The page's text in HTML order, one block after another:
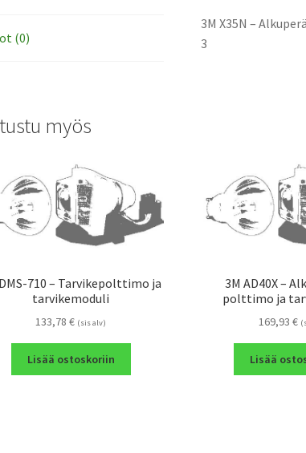
(0)
3M X35N –
3
myös
710 – Tarvikepolttimo ja
tarvikemoduli
133,78€ (sis alv)
Lisää ostoskoriin
3M AD40X –
polttimo ja
169,93 €
Lisää